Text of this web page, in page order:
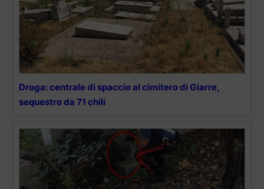
Droga: centrale di spaccio al cimitero di Giarre,
sequestro da 71 chili